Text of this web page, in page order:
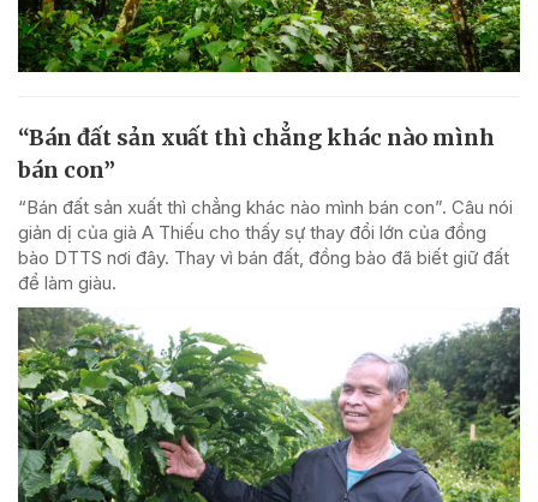
“Bán đất sản xuất thì chẳng khác nào mình
bán con”
“Bán đất sản xuất thì chẳng khác nào mình bán con”. Câu nói
giản dị của già A Thiếu cho thấy sự thay đổi lớn của đồng
bào DTTS nơi đây. Thay vì bán đất, đồng bào đã biết giữ đất
để làm giàu.